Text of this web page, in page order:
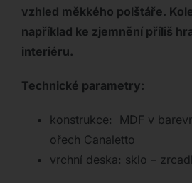
vzhled měkkého polštáře.
například ke zjemnění příliš
interiéru.
Technické parametry:
konstrukce: MDF v
ořech Canaletto
vrchní deska: sklo –